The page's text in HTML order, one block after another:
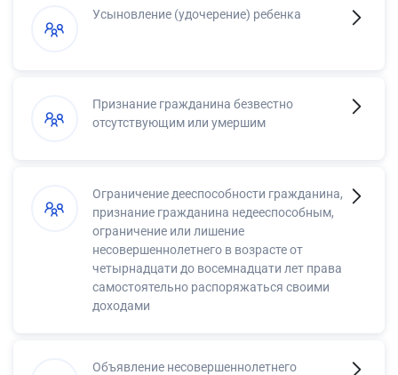
Усыновление (удочерение) ребенка
Признание гражданина безвестно
отсутствующим или умершим
Ограничение дееспособности гражданина,
признание гражданина недееспособным,
ограничение или лишение
несовершеннолетнего в возрасте от
четырнадцати до восемнадцати лет права
самостоятельно распоряжаться своими
доходами
Объявление несовершеннолетнего